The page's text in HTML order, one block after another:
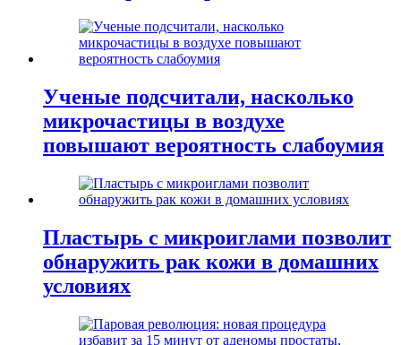
Ученые подсчитали, насколько
микрочастицы в воздухе
повышают вероятность слабоумия
Пластырь с микроиглами позволит
обнаружить рак кожи в домашних
условиях